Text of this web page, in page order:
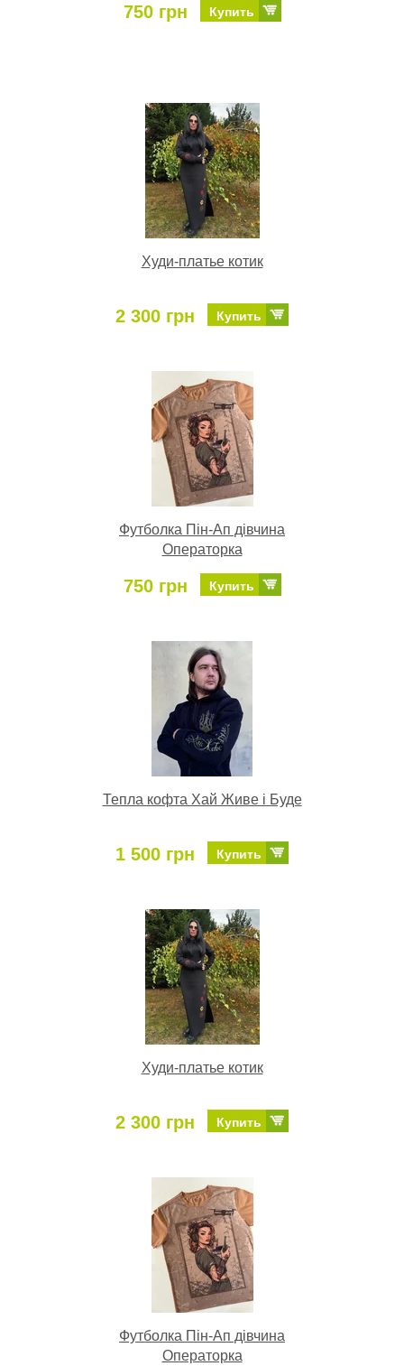
750 грн Купить
Худи-платье котик
2 300 грн Купить
Футболка Пін-Ап дівчина
Операторка
750 грн Купить
Тепла кофта Хай Живе і Буде
1 500 грн Купить
Худи-платье котик
2 300 грн Купить
Футболка Пін-Ап дівчина
Операторка